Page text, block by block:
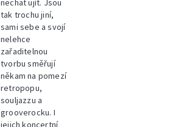
tak trochu jiní,
sami sebe a svojí
nelehce
zařaditelnou
tvorbu směřují
někam na pomezí
retropopu,
souljazzu a
grooverocku. I
jejich koncertní